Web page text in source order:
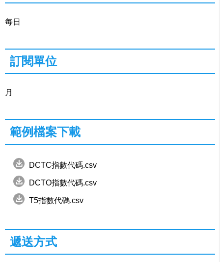
每日
訂閱單位
月
範例檔案下載
DCTC指數代碼.csv
DCTO指數代碼.csv
T5指數代碼.csv
遞送方式